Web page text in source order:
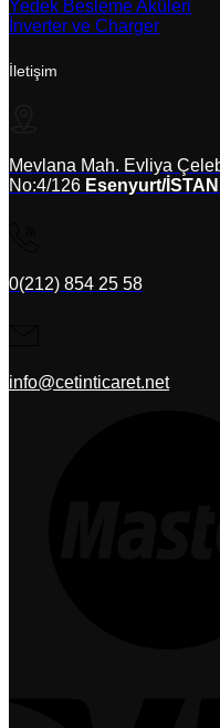
Yedek Besleme Aküleri
İnverter ve Charger
İletişim
Mevlana Mah. Evliya
No:4/126 Esenyurt/
0(212) 854 25 58
info@cetinticaret.net